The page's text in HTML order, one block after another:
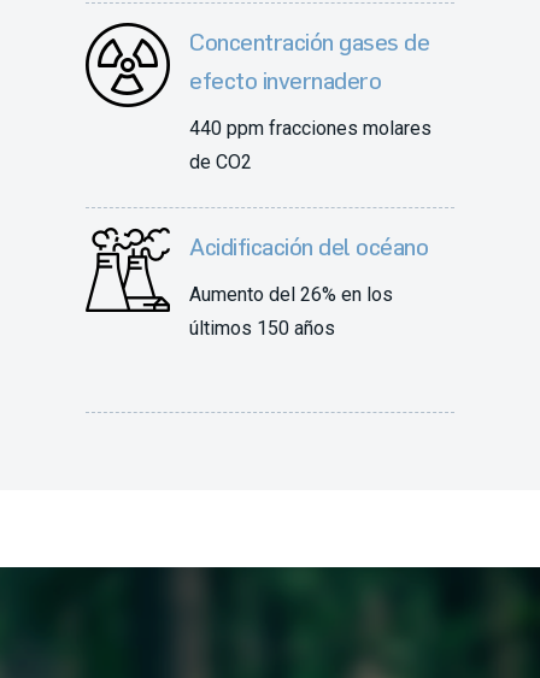
Concentración gases de
efecto invernadero
440 ppm fracciones molares
de CO2
Acidificación del océano
Aumento del 26% en los
últimos 150 años